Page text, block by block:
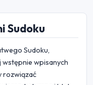
Sudoku
Sudoku,
wstępnie wpisanych
rozwiązać